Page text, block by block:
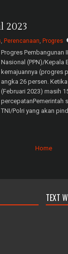
2023
, Perencanaan, Progres
Progres Pembangunan
Nasional (PPN)/Kepala
kemajuannya (progres
angka 26 persen.
(Februari 2023) masih
percepatanPemerintah
TNI/Polri yang akan
Home
TEXT